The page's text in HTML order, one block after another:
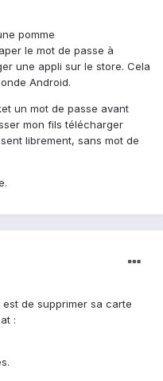
pomme
le mot de passe à
une appli sur le store. Cela
Android.
un mot de passe avant
mon fils télécharger
librement, sans mot de
de supprimer sa carte
: